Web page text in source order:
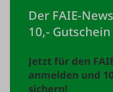
Der FAIE-
10,- Gutschein
Jetzt für den
anmelden und
sichern!